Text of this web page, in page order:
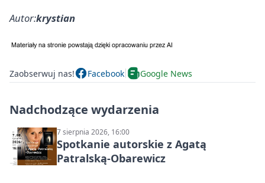
Autor:krystian
Zaobserwuj nas! Facebook Google News
Nadchodzące wydarzenia
7 sierpnia 2026, 16:00
Spotkanie autorskie z Agatą
Patralską-Obarewicz